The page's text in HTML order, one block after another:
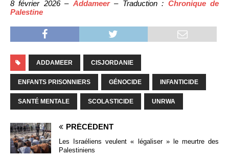
8 février 2026 – Addameer– Traduction : Chronique de
Palestine
ADDAMEER CISJORDANIE
ENFANTS PRISONNIERS GÉNOCIDE INFANTICIDE
SANTÉ MENTALE SCOLASTICIDE UNRWA
PRÉCÉDENT
Les Israéliens veulent « légaliser » le meurtre des
Palestiniens